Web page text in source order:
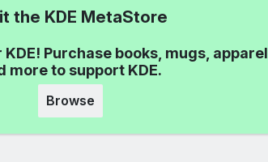
the KDE MetaStore
Purchase books, mugs, apparel,
more to support KDE.
Browse